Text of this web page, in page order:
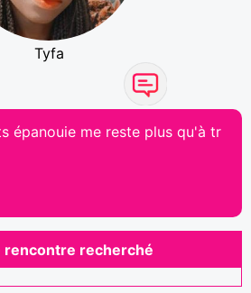
Tyfa
épanouie me reste plus qu'à tr
rencontre recherché